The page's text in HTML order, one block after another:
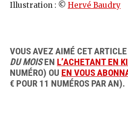
Illustration : © Hervé Baudry
VOUS AVEZ AIMÉ CET
DU MOISEN L’ACHETANT EN
NUMÉRO) OU EN VOUS
€ POUR 11 NUMÉROS PAR AN).